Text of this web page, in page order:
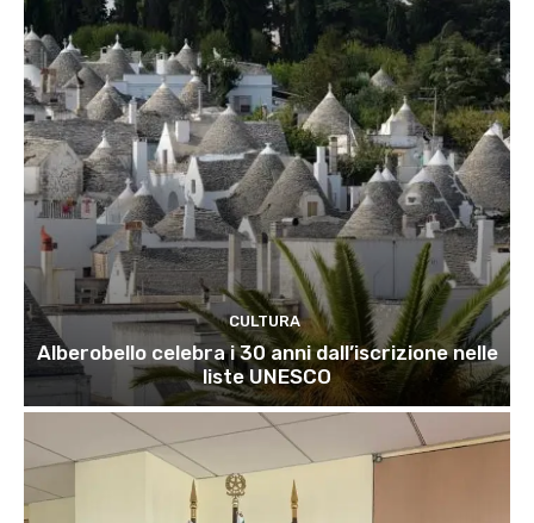
CULTURA
Alberobello celebra i 30 anni dall’iscrizione nelle
liste UNESCO